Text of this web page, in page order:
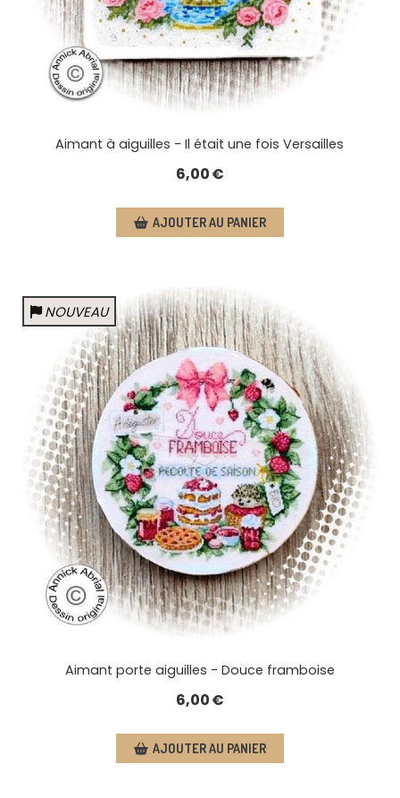
Aimant à aiguilles - Il était une fois Versailles
6,00€
AJOUTER AU PANIER
NOUVEAU
Aimant porte aiguilles - Douce framboise
6,00€
AJOUTER AU PANIER